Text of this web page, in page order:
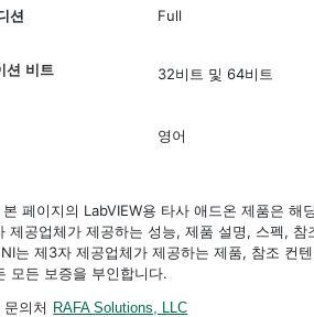
션 Full
션 비트 32비트 및 64비트
영어
본 페이지의 LabVIEW용 타사 애드온 제품은
제공업체가 제공하는 성능, 제품 설명, 스펙,
는 제3자 제공업체가 제공하는 제품, 참조 컨
모든 보증을 부인합니다.
문의처 RAFA Solutions, LLC